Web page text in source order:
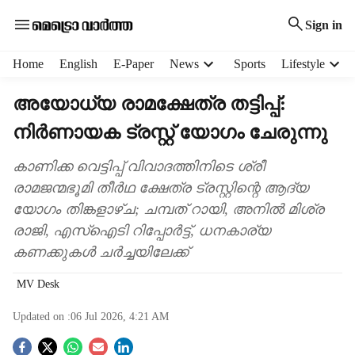
Sign in
Home English E-Paper News Sports Lifestyle
അയോധ്യ രാമക്ഷേത്ര തട്ടിപ്പ്:
നിർണായക ട്രസ്റ്റ് യോഗം ചേരുന്നു
കാണിക്ക വെട്ടിപ്പ് വിവാദത്തിനിടെ ശ്രീ
രാമജന്മഭൂമി തീർഥ ക്ഷേത്ര ട്രസ്റ്റിന്റെ ആദ്യ
യോഗം തിങ്കളാഴ്ച; ചമ്പത് റായി, അനിൽ മിശ്ര
രാജി, എസ്ഐടി റിപ്പോർട്ട്, ധനകാര്യ
കണക്കുകൾ ചർച്ചയിലേക്ക്
MV Desk
Updated on :06 Jul 2026, 4:21 AM